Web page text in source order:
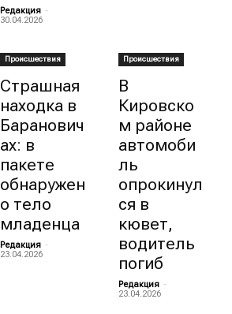
Редакция -
30.04.2026
Происшествия
Страшная
находка в
Баранович
ах: в
пакете
обнаружен
о тело
младенца
Редакция -
23.04.2026
Происшествия
В
Кировско
м районе
автомоби
ль
опрокинул
ся в
кювет,
водитель
погиб
Редакция -
23.04.2026